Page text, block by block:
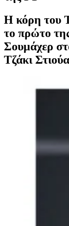
Η κόρη του
το πρώτο
Σουμάχερ
Τζάκι